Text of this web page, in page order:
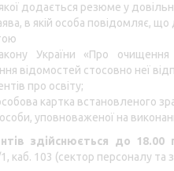
додається резюме у
в якій особа повідомляє,
України «Про
відомостей стосовно неї
про освіту;
картка встановленого
уповноваженої на
здійснюється до 18.00
каб. 103 (сектор персоналу та